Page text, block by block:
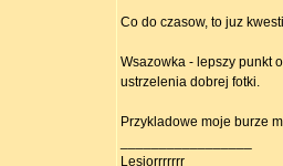
Co do czasow, to juz
Wsazowka - lepszy punkt
ustrzelenia dobrej fotki.
Przykladowe moje burze
Lesiorrrrrrr